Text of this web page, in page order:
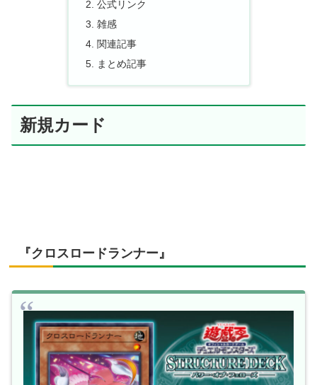
公式リンク
雑感
関連記事
まとめ記事
新規カード
『クロスロードランナー』